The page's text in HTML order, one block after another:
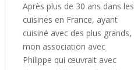
Après plus de 30 ans dans les
cuisines en France, ayant
cuisiné avec des plus grands,
mon association avec
Philippe qui œuvrait avec